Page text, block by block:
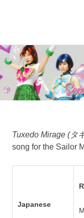
Skip
to
content
of
Moon
fansite
featuring
translations,
lyrics,
and
to
the
series!
Tuxedo Mirage (タ
song for the Sailor
Japanese